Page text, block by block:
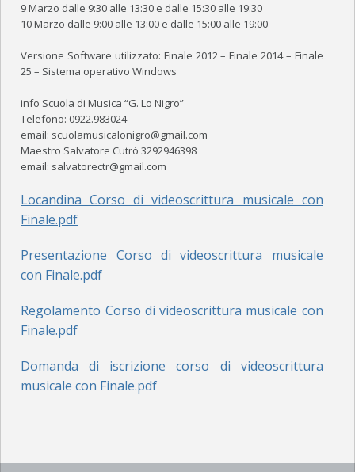
DOWNLOAD
BANDA “G. VERDI”
EVENTI
ORGANICO
ACM SAXOPHONE ENSEMBLE
ORGANICO
FOTO
STUDIO DI REGISTRAZIONE
9 Marzo dalle 9:30 alle 13:30 e dalle 15:30 alle 19:30
10 Marzo dalle 9:00 alle 13:00 e dalle 15:00 alle 19:00
Versione Software utilizzato: Finale 2012 – Finale 2014 – Finale
25 – Sistema operativo Windows
info Scuola di Musica “G. Lo Nigro”
Telefono: 0922.983024
email: scuolamusicalonigro@gmail.com
Maestro Salvatore Cutrò 3292946398
email: salvatorectr@gmail.com
Locandina Corso di videoscrittura musicale con
Finale.pdf
Presentazione Corso di videoscrittura musicale
con Finale.pdf
Regolamento Corso di videoscrittura musicale con
Finale.pdf
Domanda di iscrizione corso di videoscrittura
musicale con Finale.pdf